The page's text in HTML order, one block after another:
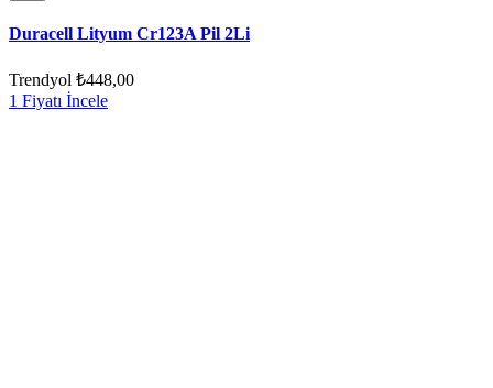
Duracell Lityum Cr123A Pil 2Li
Trendyol ₺448,00
1 Fiyatı İncele